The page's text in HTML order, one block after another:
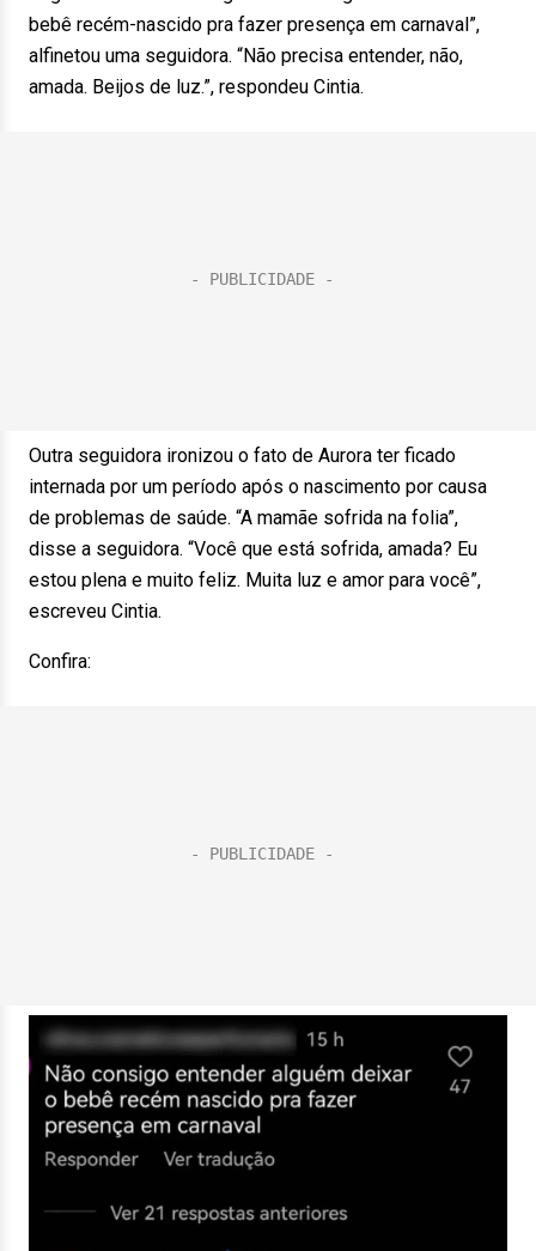
bebê recém-nascido pra fazer presença em carnaval”,
alfinetou uma seguidora. “Não precisa entender, não,
amada. Beijos de luz.”, respondeu Cintia.
Outra seguidora ironizou o fato de Aurora ter ficado
internada por um período após o nascimento por causa
de problemas de saúde. “A mamãe sofrida na folia”,
disse a seguidora. “Você que está sofrida, amada? Eu
estou plena e muito feliz. Muita luz e amor para você”,
escreveu Cintia.
Confira: